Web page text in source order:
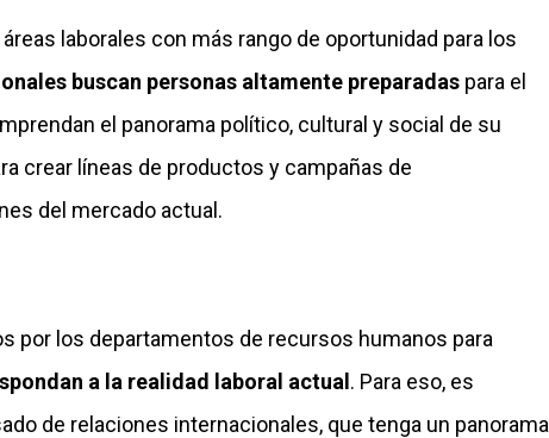
laborales con más rango de oportunidad para los
buscan personas altamente preparadas para el
el panorama político, cultural y social de su
crear líneas de productos y campañas de
del mercado actual.
por los departamentos de recursos humanos para
a la realidad laboral actual. Para eso, es
de relaciones internacionales, que tenga un panorama